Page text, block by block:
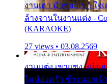
งานเฮา มัวซอยเขา ใ
ล้างจานในงานแต่ง -
(KARAOKE)
27 views • 03.08.2569
งานแต่ง เขาแซง แย่ง
ในห้องครัว ข้างนอกเจ้